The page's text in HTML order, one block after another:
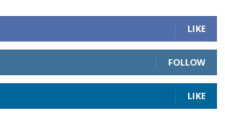
LIKE
FOLLOW
LIKE